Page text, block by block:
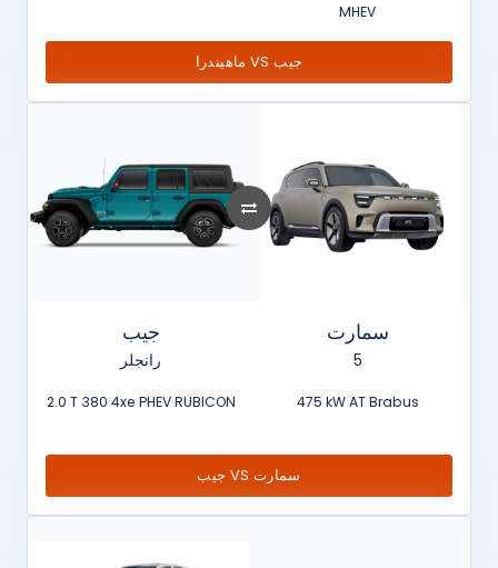
MHEV
ماهيندرا VS جيب
جيب
رانجلر
2.0 T 380 4xe PHEV RUBICON
سمارت
5
475 kW AT Brabus
جيب VS سمارت